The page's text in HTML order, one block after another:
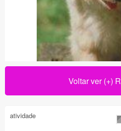
Voltar ver (+)
atividade